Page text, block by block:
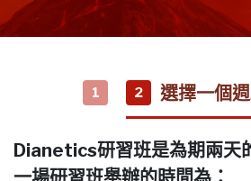
1 2 選擇一個
Dianetics研習班是為期兩天